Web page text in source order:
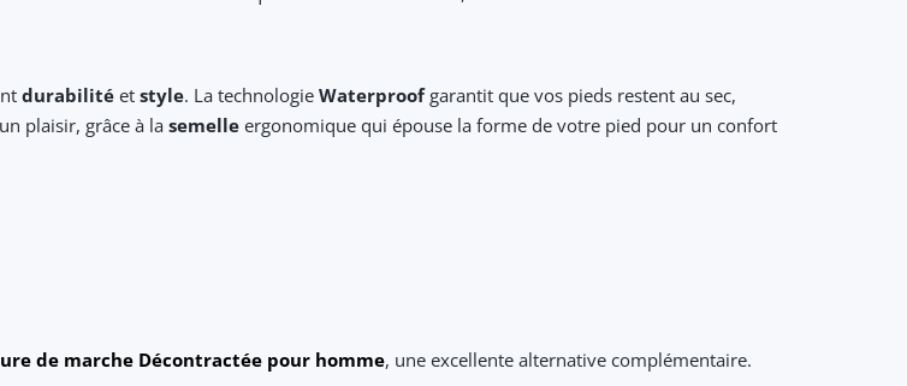
durabilité et style. La technologie Waterproofgarantit que vos pieds restent au sec,
plaisir, grâce à la semelle ergonomique qui épouse la forme de votre pied pour un confort
de marche Décontractée pour homme, une excellente alternative complémentaire.